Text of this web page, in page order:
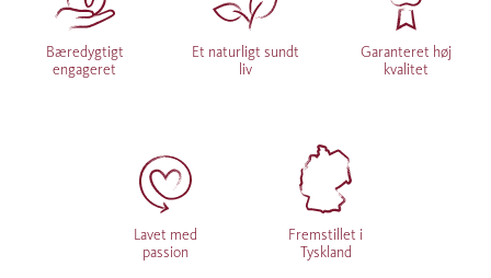
Bæredygtigt
engageret
Et naturligt sundt
liv
Garanteret høj
kvalitet
Lavet med
passion
Fremstillet i
Tyskland